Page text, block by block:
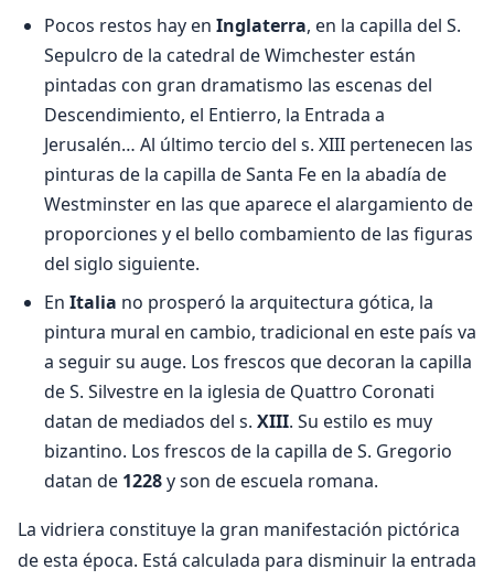
Pocos restos hay en Inglaterra, en la capilla del S.
Sepulcro de la catedral de Wimchester están
pintadas con gran dramatismo las escenas del
Descendimiento, el Entierro, la Entrada a
Jerusalén… Al último tercio del s. XIII pertenecen las
pinturas de la capilla de Santa Fe en la abadía de
Westminster en las que aparece el alargamiento de
proporciones y el bello combamiento de las figuras
del siglo siguiente.
En Italia no prosperó la arquitectura gótica, la
pintura mural en cambio, tradicional en este país va
a seguir su auge. Los frescos que decoran la capilla
de S. Silvestre en la iglesia de Quattro Coronati
datan de mediados del s. XIII. Su estilo es muy
bizantino. Los frescos de la capilla de S. Gregorio
datan de 1228y son de escuela romana.
La vidriera constituye la gran manifestación pictórica
de esta época. Está calculada para disminuir la entrada